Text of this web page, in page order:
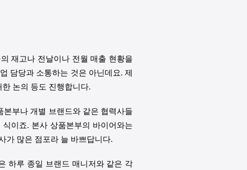
재고나 전날이나 전월 매출 현황을
담당과 소통하는 것은 아닌데요.제
논의 등도 진행합니다.
본부나 개별 브랜드와 같은 협력사들
식이죠. 본사 상품본부의 바이어와는
가 많은 점포라 늘 바쁘답니다.
하루 종일 브랜드 매니저와 같은 각